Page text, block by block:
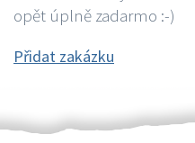
opět úplně zadarmo :-)
Přidat zakázku